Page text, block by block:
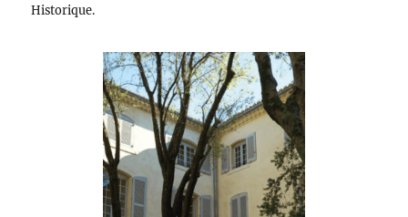
Historique.